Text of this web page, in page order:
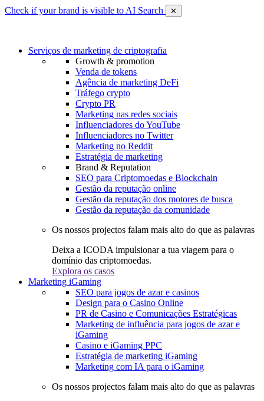
Check if your brand is visible to AI Search ✕
Serviços de marketing de criptografia
Growth & promotion
Venda de tokens
Agência de marketing DeFi
Tráfego crypto
Crypto PR
Marketing nas redes sociais
Influenciadores do YouTube
Influenciadores no Twitter
Marketing no Reddit
Estratégia de marketing
Brand & Reputation
SEO para Criptomoedas e Blockchain
Gestão da reputação online
Gestão da reputação dos motores de busca
Gestão da reputação da comunidade
Os nossos projectos falam mais alto do que as palavras
Deixa a ICODA impulsionar a tua viagem para o
domínio das criptomoedas.
Explora os casos
Marketing iGaming
SEO para jogos de azar e casinos
Design para o Casino Online
PR de Casino e Comunicações Estratégicas
Marketing de influência para jogos de azar e
iGaming
Casino e iGaming PPC
Estratégia de marketing iGaming
Marketing com IA para o iGaming
Os nossos projectos falam mais alto do que as palavras